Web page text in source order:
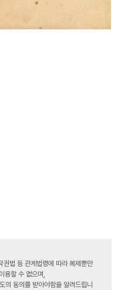
권법 등 관계법령에 따라 복제뿐만
용할 수 없으며,
의 동의를 받아야함을 알려드립니